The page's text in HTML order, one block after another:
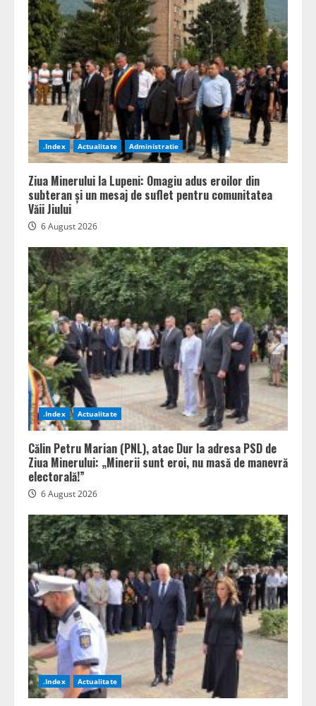
.Index Actualitate Administratie
Ziua Minerului la Lupeni: Omagiu adus eroilor din
subteran și un mesaj de suflet pentru comunitatea
Văii Jiului
6 August 2026
.Index Actualitate
Călin Petru Marian (PNL), atac Dur la adresa PSD de
Ziua Minerului: „Minerii sunt eroi, nu masă de manevră
electorală!”
6 August 2026
.Index Actualitate